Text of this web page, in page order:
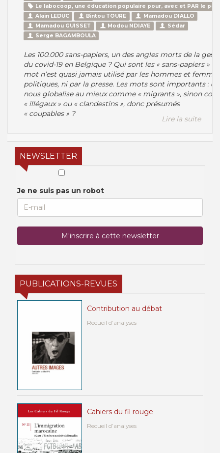
Le labocoop, une éducation populaire pour, avec et PAR le
Alain LEDUC
Bintou TOURE
Mamadou DIALLO
Mamadou GUISSET
Modou NDIAYE
Sédar
Serge BAGAMBOULA
Les 100.000 sans-papiers, un des angles morts de la
du covid-19 en Belgique ? Qui sont les « sans-papiers » ?
mot n’est quasi jamais utilisé par les hommes et femmes
politiques, ni par la presse. Les mots sont importants : on
nous globalise au mieux comme « migrants », sinon
« illégaux » ou « clandestins », donc présumés
« coupables » ?
Lire la suite
NEWSLETTER
Je ne suis pas un robot
PUBLICATIONS-REVUES
Contribution au débat
Recueil d’analyses
Cahiers du fil rouge
Recueil d’analyses